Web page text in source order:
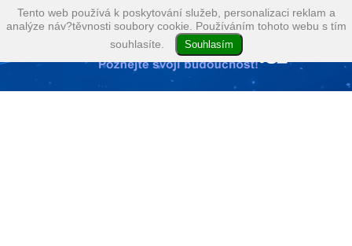
Tento web používá k poskytování služeb, personalizaci reklam a
analýze náv?těvnosti soubory cookie. Používáním tohoto webu s tím
souhlasíte.